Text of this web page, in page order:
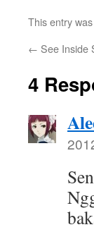
This entry
← See Inside
4